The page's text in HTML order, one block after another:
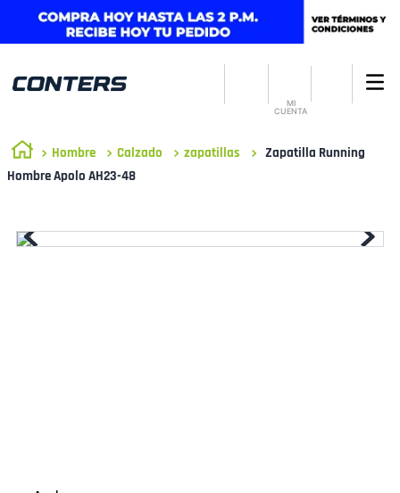
MI
CUENTA
Hombre Calzado zapatillas
Zapatilla Running
Hombre Apolo AH23-48